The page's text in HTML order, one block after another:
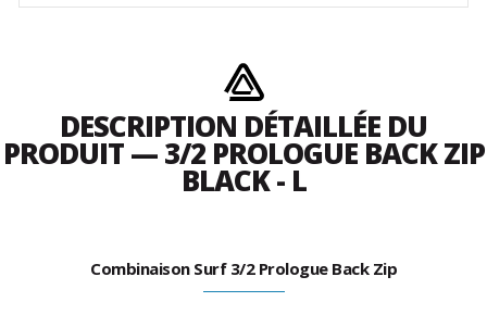
DESCRIPTION DÉTAILLÉE DU
PRODUIT — 3/2 PROLOGUE BACK ZIP
BLACK - L
Combinaison Surf 3/2 Prologue Back Zip